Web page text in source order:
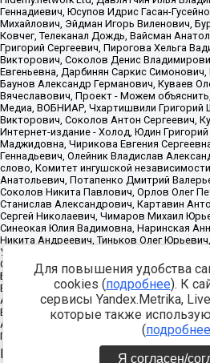
Источник:
https://minjust.gov.ru/
Для повышения удобства
cookies (подробнее). К
сервисы Yandex.Metrika,
которые также
(подробнее
Я согласен/